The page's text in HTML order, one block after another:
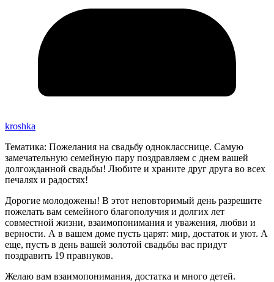
kroshka
Тематика: Пожелания на свадьбу однокласснице. Самую
замечательную семейную пару поздравляем с днем вашей
долгожданной свадьбы! Любите и храните друг друга во всех
печалях и радостях!
Дорогие молодожены! В этот неповторимый день разрешите
пожелать вам семейного благополучия и долгих лет
совместной жизни, взаимопонимания и уважения, любви и
верности. А в вашем доме пусть царят: мир, достаток и уют. А
еще, пусть в день вашей золотой свадьбы вас придут
поздравить 19 правнуков.
Желаю вам взаимопонимания, достатка и много детей.